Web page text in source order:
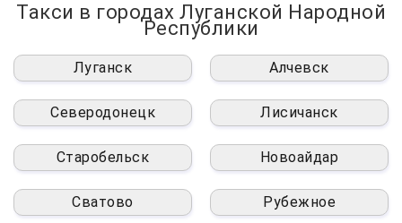
Такси в городах Луганской Народной
Республики
Луганск Алчевск
Северодонецк Лисичанск
Старобельск Новоайдар
Сватово Рубежное